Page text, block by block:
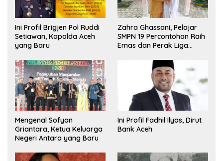
Ini Profil Brigjen Pol Ruddi
Setiawan, Kapolda Aceh
yang Baru
Zahra Ghassani, Pelajar
SMPN 19 Percontohan Raih
Emas dan Perak Liga
Mengenal Sofyan
Griantara, Ketua Keluarga
Negeri Antara yang Baru
Ini Profil Fadhil Ilyas, Dirut
Bank Aceh